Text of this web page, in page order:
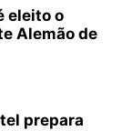
eleito o
Alemão de
prepara